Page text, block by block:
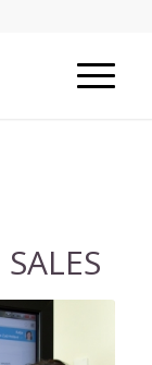
SALES